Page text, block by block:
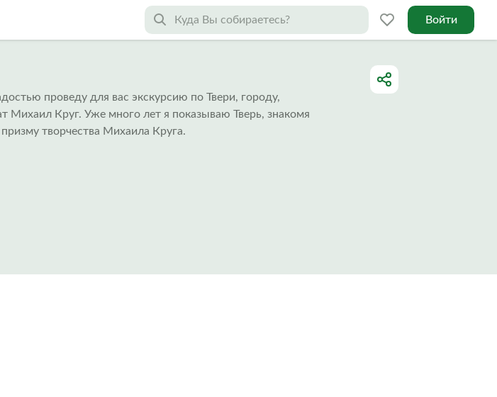
Войти
проведу для вас экскурсию по Твери, городу,
Михаил Круг. Уже много лет я показываю Тверь, знакомя
призму творчества Михаила Круга.